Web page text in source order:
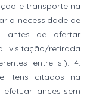
e transporte na
a necessidade de
antes de ofertar
visitação/retirada
entre si). 4:
itens citados na
lances sem